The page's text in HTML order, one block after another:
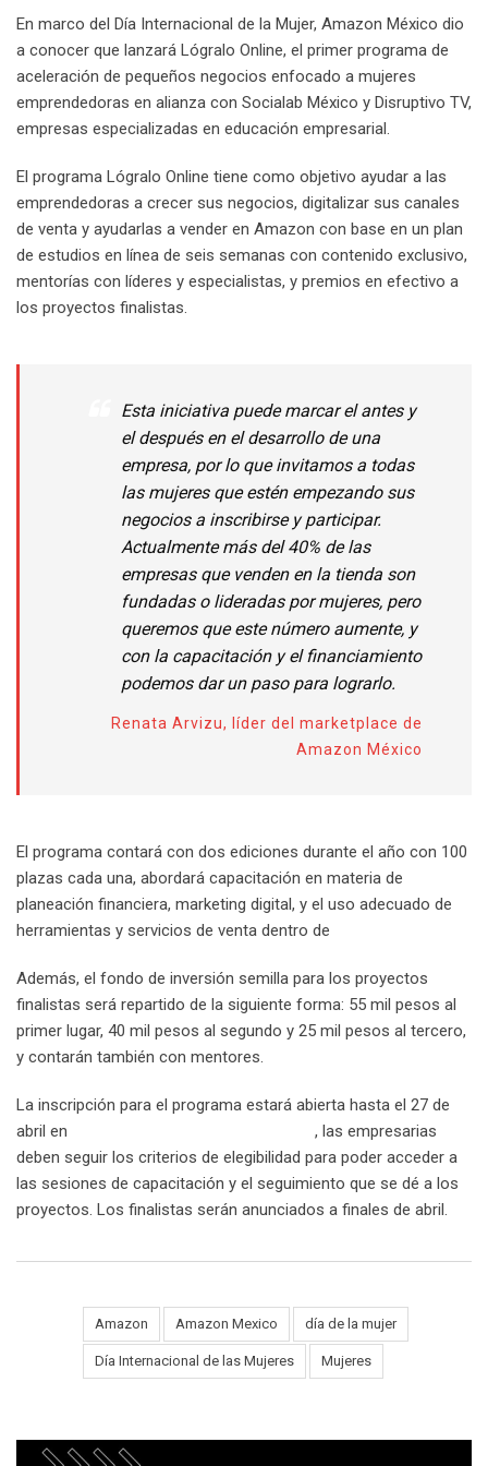
En marco del Día Internacional de la Mujer, Amazon México dio
a conocer que lanzará Lógralo Online, el primer programa de
aceleración de pequeños negocios enfocado a mujeres
emprendedoras en alianza con Socialab México y Disruptivo TV,
empresas especializadas en educación empresarial.
El programa Lógralo Online tiene como objetivo ayudar a las
emprendedoras a crecer sus negocios, digitalizar sus canales
de venta y ayudarlas a vender en Amazon con base en un plan
de estudios en línea de seis semanas con contenido exclusivo,
mentorías con líderes y especialistas, y premios en efectivo a
los proyectos finalistas.
Esta iniciativa puede marcar el antes y
el después en el desarrollo de una
empresa, por lo que invitamos a todas
las mujeres que estén empezando sus
negocios a inscribirse y participar.
Actualmente más del 40% de las
empresas que venden en la tienda son
fundadas o lideradas por mujeres, pero
queremos que este número aumente, y
con la capacitación y el financiamiento
podemos dar un paso para lograrlo.
Renata Arvizu, líder del marketplace de
Amazon México
El programa contará con dos ediciones durante el año con 100
plazas cada una, abordará capacitación en materia de
planeación financiera, marketing digital, y el uso adecuado de
herramientas y servicios de venta dentro de
Además, el fondo de inversión semilla para los proyectos
finalistas será repartido de la siguiente forma: 55 mil pesos al
primer lugar, 40 mil pesos al segundo y 25 mil pesos al tercero,
y contarán también con mentores.
La inscripción para el programa estará abierta hasta el 27 de
abril en
, las empresarias
deben seguir los criterios de elegibilidad para poder acceder a
las sesiones de capacitación y el seguimiento que se dé a los
proyectos. Los finalistas serán anunciados a finales de abril.
Amazon Amazon Mexico día de la mujer
Día Internacional de las Mujeres Mujeres